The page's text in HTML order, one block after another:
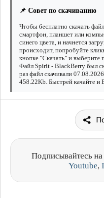
📌 Совет по скачиванию
Чтобы бесплатно скачать
смартфон, планшет или
синего цвета, и начнется
происходит, попробуйте
кнопке "Скачать" и выберите
Файл Spirit - BlackBerry был
раз файл скачивали
458.22Kb. Быстрей качайте и
Подписывайтесь
Youtube,